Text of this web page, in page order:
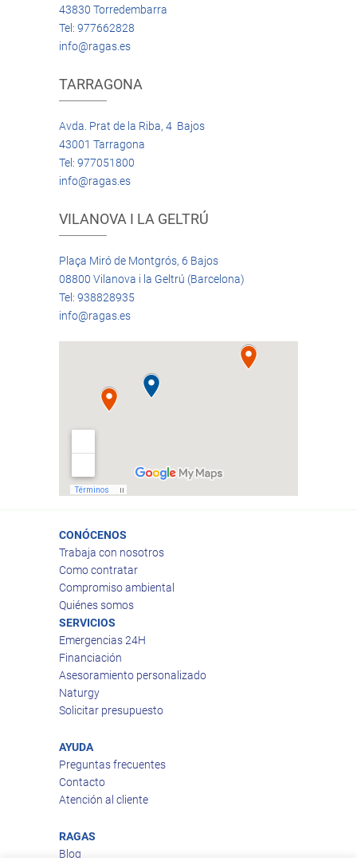
43830 Torredembarra
Tel: 977662828
info@ragas.es
TARRAGONA
Avda. Prat de la Riba, 4 Bajos
43001 Tarragona
Tel: 977051800
info@ragas.es
VILANOVA I LA GELTRÚ
Plaça Miró de Montgrós, 6 Bajos
08800 Vilanova i la Geltrú (Barcelona)
Tel: 938828935
info@ragas.es
CONÓCENOS
Trabaja con nosotros
Como contratar
Compromiso ambiental
Quiénes somos
SERVICIOS
Emergencias 24H
Financiación
Asesoramiento personalizado
Naturgy
Solicitar presupuesto
AYUDA
Preguntas frecuentes
Contacto
Atención al cliente
RAGAS
Blog